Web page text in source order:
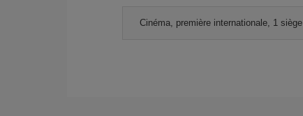
Cinéma, première internationale, 1 siège